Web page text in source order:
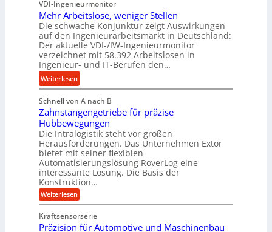
u
n
d
H
y
d
r
a
l
i
k
i
m
V
e
r
g
e
n
d
l
a
n
g
e
b
i
g
e
K
u
g
e
l
g
e
w
r
o
n
e
s
s
t
e
e
r
t
U
m
s
a
t
u
VDI-Ingenieurmonitor
Mehr Arbeitslose, weniger Stellen
Die schwache Konjunktur zeigt Auswirkungen
auf den Ingenieurarbeitsmarkt in Deutschland:
Der aktuelle VDI-/IW-Ingenieurmonitor
verzeichnet mit 58.392 Arbeitslosen in
Ingenieur- und IT-Berufen den…
Weiterlesen:
M
e
h
r
A
r
b
e
i
t
s
l
o
Schnell von A nach B
Zahnstangengetriebe für präzise
Hubbewegungen
Die Intralogistik steht vor großen
Herausforderungen. Das Unternehmen Extor
bietet mit seiner flexiblen
Automatisierungslösung RoverLog eine
interessante Lösung. Die Basis der
Konstruktion…
Weiterlesen:
Z
h
n
Kraftsensorserie
Präzision für Automotive und Maschinenbau